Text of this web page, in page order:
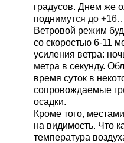
градусов. Днем же
поднимутся до
Ветровой режим
со скоростью 6-11
усиления ветра:
метра в секунду.
время суток в
сопровождаемые
осадки.
Кроме того,
на видимость. Что
температура